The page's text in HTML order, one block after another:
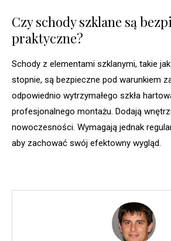
Czy schody szklane są
praktyczne?
Schody z elementami szklanymi, takie
stopnie, są bezpieczne pod warunkiem
odpowiednio wytrzymałego szkła
profesjonalnego montażu. Dodają
nowoczesności. Wymagają jednak
aby zachować swój efektowny wygląd.